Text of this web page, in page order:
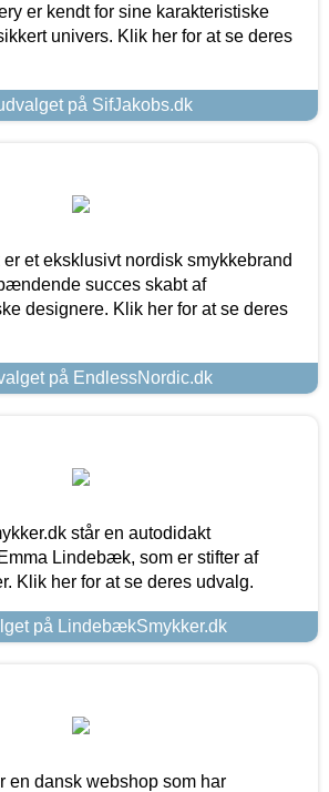
er kendt for sine karakteristiske
univers. Klik her for at se deres
på SifJakobs.dk
et eksklusivt nordisk smykkebrand
succes skabt af
designere. Klik her for at se deres
på EndlessNordic.dk
står en autodidakt
Lindebæk, som er stifter af
Klik her for at se deres udvalg.
på LindebækSmykker.dk
en dansk webshop som har